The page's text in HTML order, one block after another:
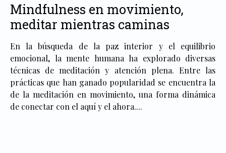
Mindfulness en movimiento,
meditar mientras caminas
En la búsqueda de la paz interior y el equilibrio
emocional, la mente humana ha explorado diversas
técnicas de meditación y atención plena. Entre las
prácticas que han ganado popularidad se encuentra la
de la meditación en movimiento, una forma dinámica
de conectar con el aquí y el ahora....